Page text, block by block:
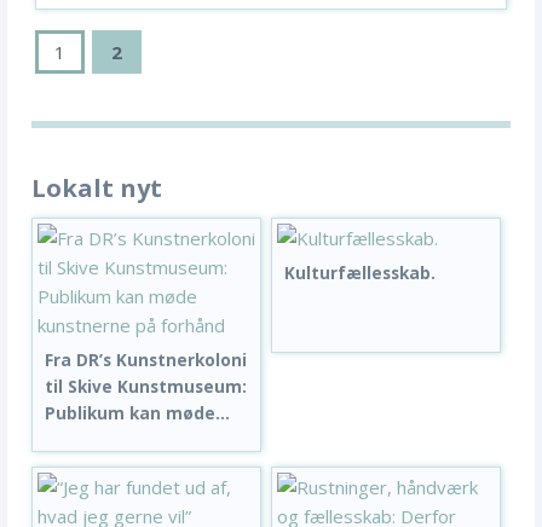
1 2
Lokalt nyt
Fra DR’s Kunstnerkoloni
til Skive Kunstmuseum:
Publikum kan møde...
Kulturfællesskab.